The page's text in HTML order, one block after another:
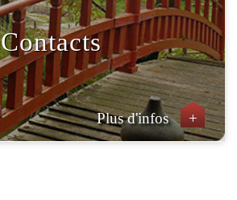
Contacts
Plus d'infos +